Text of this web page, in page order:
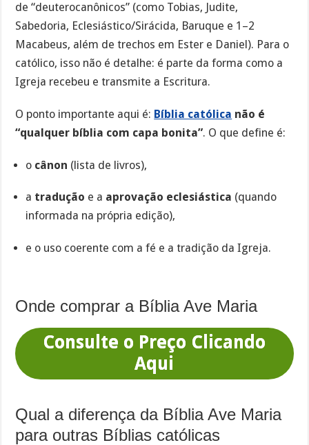
de “deuterocanônicos” (como Tobias, Judite,
Sabedoria, Eclesiástico/Sirácida, Baruque e 1–2
Macabeus, além de trechos em Ester e Daniel). Para o
católico, isso não é detalhe: é parte da forma como a
Igreja recebeu e transmite a Escritura.
O ponto importante aqui é: Bíblia católica não é
“qualquer bíblia com capa bonita”. O que define é:
o cânon (lista de livros),
a tradução e a aprovação eclesiástica (quando
informada na própria edição),
e o uso coerente com a fé e a tradição da Igreja.
Onde comprar a Bíblia Ave Maria
Consulte o Preço Clicando
Aqui
Qual a diferença da Bíblia Ave Maria
para outras Bíblias católicas